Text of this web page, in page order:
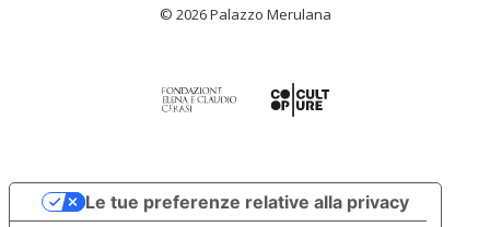
© 2026 Palazzo Merulana
Le tue preferenze relative alla privacy